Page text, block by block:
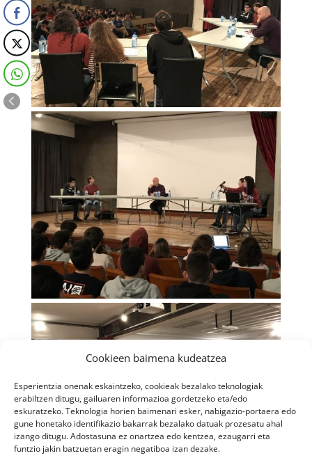
Cookieen baimena kudeatzea
Esperientzia onenak eskaintzeko, cookieak bezalako teknologiak
erabiltzen ditugu, gailuaren informazioa gordetzeko eta/edo
eskuratzeko. Teknologia horien baimenari esker, nabigazio-portaera edo
gune honetako identifikazio bakarrak bezalako datuak prozesatu ahal
izango ditugu. Adostasuna ez onartzea edo kentzea, ezaugarri eta
funtzio jakin batzuetan eragin negatiboa izan dezake.